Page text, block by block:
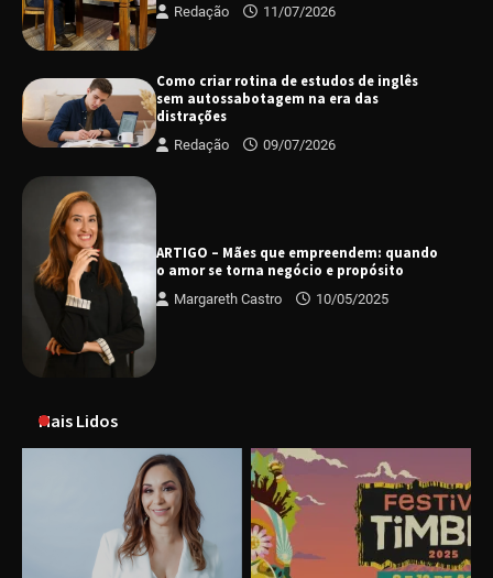
Redação 11/07/2026
Como criar rotina de estudos de inglês
sem autossabotagem na era das
distrações
Redação 09/07/2026
ARTIGO – Mães que empreendem: quando
o amor se torna negócio e propósito
Margareth Castro 10/05/2025
Mais Lidos